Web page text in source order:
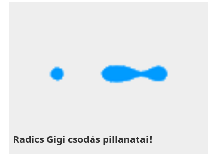
Radics Gigi csodás pillanatai!